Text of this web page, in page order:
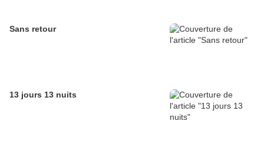
Sans retour
13 jours 13 nuits